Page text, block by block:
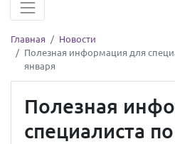
Главная
Новости
Полезная информация для
января
Полезная
специалиста